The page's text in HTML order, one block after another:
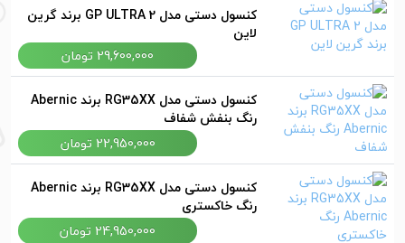
کنسول دستی مدل GP ULTRA 2 برند گرین
لاین
29,600,000 تومان
کنسول دستی مدل RG35XX برند Abernic
رنگ بنفش شفاف
22,950,000 تومان
کنسول دستی مدل RG35XX برند Abernic
رنگ خاکستری
24,950,000 تومان